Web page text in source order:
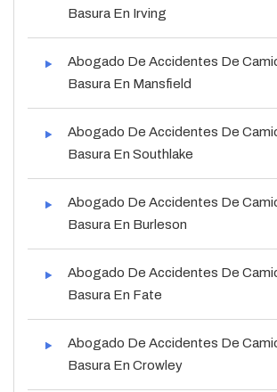
Basura En Irving
Abogado De Accidentes De
Basura En Mansfield
Abogado De Accidentes De
Basura En Southlake
Abogado De Accidentes De
Basura En Burleson
Abogado De Accidentes De
Basura En Fate
Abogado De Accidentes De
Basura En Crowley